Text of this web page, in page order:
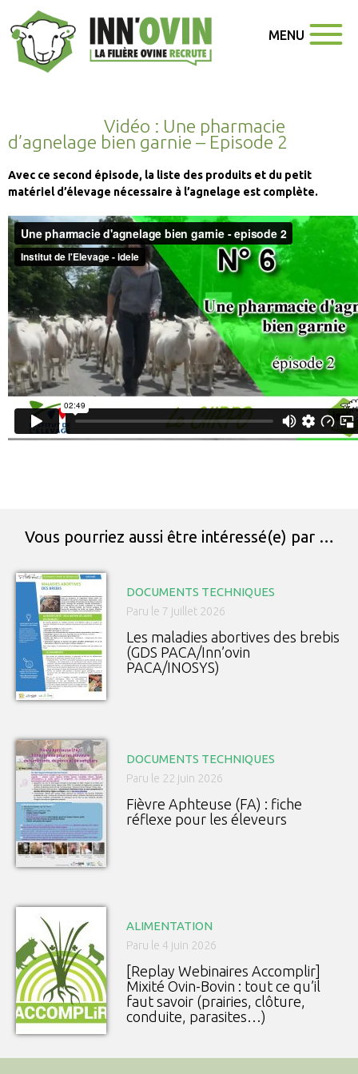
MENU
Vidéo : Une pharmacie
d’agnelage bien garnie – Episode 2
Avec ce second épisode, la liste des produits et du petit
matériel d’élevage nécessaire à l’agnelage est complète.
Vous pourriez aussi être intéressé(e) par …
DOCUMENTS TECHNIQUES
Paru le 7 juillet 2026
Les maladies abortives des brebis
(GDS PACA/Inn’ovin
PACA/INOSYS)
DOCUMENTS TECHNIQUES
Paru le 22 juin 2026
Fièvre Aphteuse (FA) : fiche
réflexe pour les éleveurs
ALIMENTATION
Paru le 4 juin 2026
[Replay Webinaires Accomplir]
Mixité Ovin-Bovin : tout ce qu’il
faut savoir (prairies, clôture,
conduite, parasites…)